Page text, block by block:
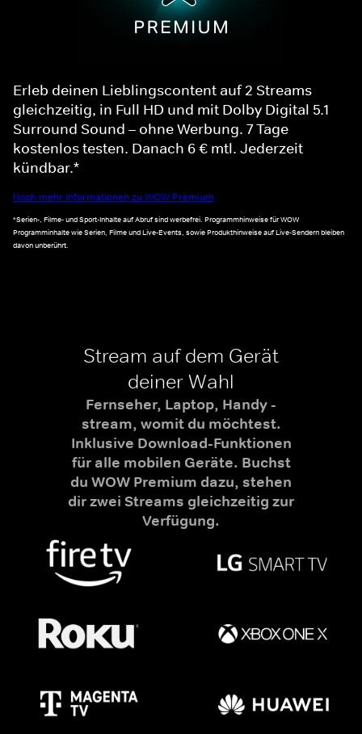
Erleb deinen Lieblingscontent auf 2 Streams
gleichzeitig, in Full HD und mit Dolby Digital 5.1
Surround Sound – ohne Werbung. 7 Tage
kostenlos testen. Danach 6 € mtl. Jederzeit
kündbar.*
Noch mehr Informationen zu WOW Premium
*Serien-, Filme- und Sport-Inhalte auf Abruf sind werbefrei. Programmhinweise für WOW
Programminhalte wie Serien, Filme und Live-Events, sowie Produkthinweise auf Live-Sendern bleiben
davon unberührt.
Stream auf dem Gerät
deiner Wahl
Fernseher, Laptop, Handy -
stream, womit du möchtest.
Inklusive Download-Funktionen
für alle mobilen Geräte. Buchst
du WOW Premium dazu, stehen
dir zwei Streams gleichzeitig zur
Verfügung.